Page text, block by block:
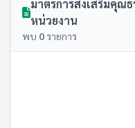
มาตรการส่งเสริมคุณ
หน่วยงาน
พบ 0 รายการ